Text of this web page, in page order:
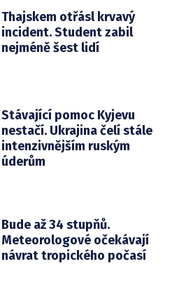
Thajskem otřásl krvavý
incident. Student zabil
nejméně šest lidí
Stávající pomoc Kyjevu
nestačí. Ukrajina čelí stále
intenzivnějším ruským
úderům
Bude až 34 stupňů.
Meteorologové očekávají
návrat tropického počasí